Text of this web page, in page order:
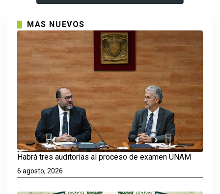
MAS NUEVOS
Habrá tres auditorías al proceso de examen UNAM
6 agosto, 2026